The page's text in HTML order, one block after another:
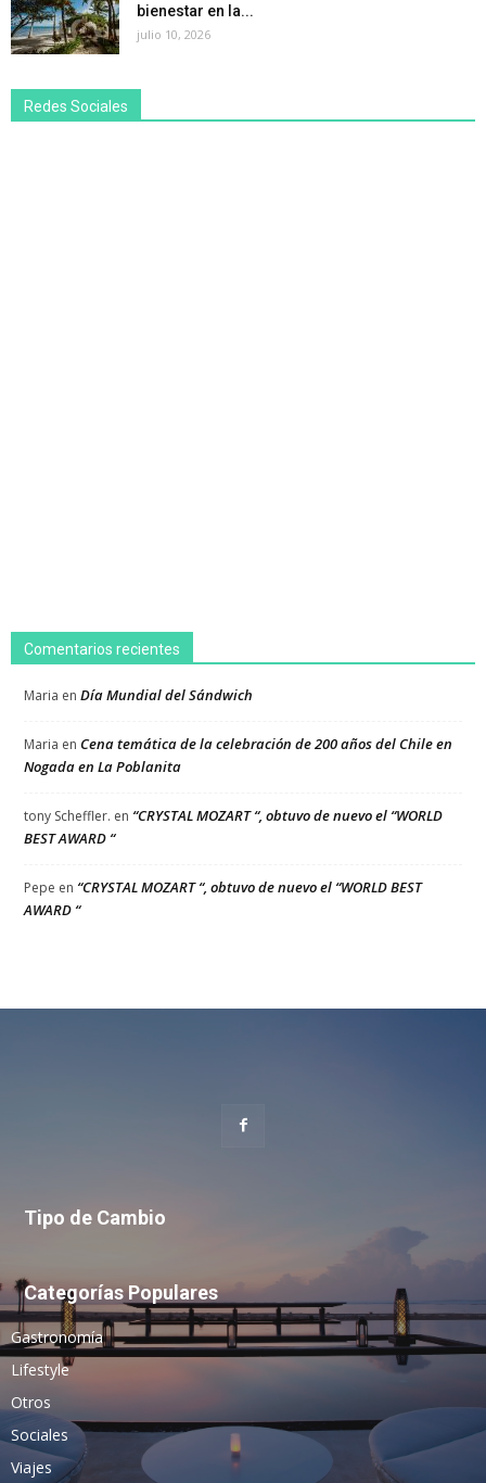
bienestar en la...
julio 10, 2026
Redes Sociales
Comentarios recientes
Maria en Día Mundial del Sándwich
Maria en Cena temática de la celebración de 200 años del Chile en
Nogada en La Poblanita
tony Scheffler. en “CRYSTAL MOZART “, obtuvo de nuevo el “WORLD
BEST AWARD “
Pepe en “CRYSTAL MOZART “, obtuvo de nuevo el “WORLD BEST
AWARD “
Tipo de Cambio
Categorías Populares
Gastronomía
Lifestyle
Otros
Sociales
Viajes